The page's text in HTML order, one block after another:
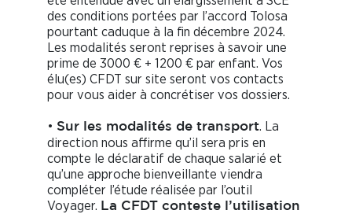
des conditions portées par l’accord Tolosa
pourtant caduque à la fin décembre 2024.
Les modalités seront reprises à savoir une
prime de 3000 € + 1200 € par enfant. Vos
élu(es) CFDT sur site seront vos contacts
pour vous aider à concrétiser vos dossiers.
• Sur les modalités de transport. La
direction nous affirme qu’il sera pris en
compte le déclaratif de chaque salarié et
qu’une approche bienveillante viendra
compléter l’étude réalisée par l’outil
Voyager. La CFDT conteste l’utilisation